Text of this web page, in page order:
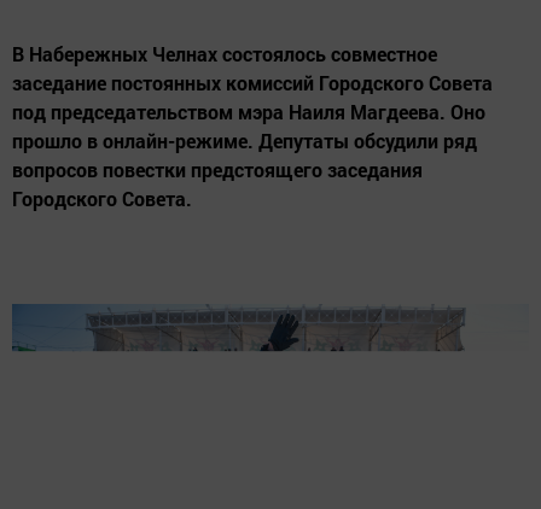
В Набережных Челнах состоялось совместное
заседание постоянных комиссий Городского Совета
под председательством мэра Наиля Магдеева. Оно
прошло в онлайн-режиме. Депутаты обсудили ряд
вопросов повестки предстоящего заседания
Городского Совета.